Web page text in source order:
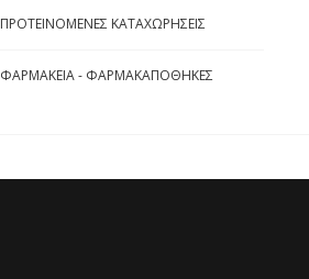
ΠΡΟΤΕΙΝΟΜΕΝΕΣ ΚΑΤΑΧΩΡΗΣΕΙΣ
ΦΑΡΜΑΚΕΙΑ - ΦΑΡΜΑΚΑΠΟΘΗΚΕΣ